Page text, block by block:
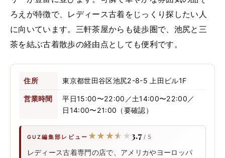
ろえが特徴で、レディース古着をじっくり探したい人
に向いています。三軒茶屋からも徒歩圏で、池尻と三
茶を結ぶ古着散歩の経由点としても便利です。
住所 東京都世田谷区池尻2-8-5 上田ビル1F
営業時間
平日15:00〜22:00／土14:00〜22:00／
日14:00〜21:00（要確認）
GUZ編集部レビュー ★★★★★
★★★★★ 3.7/ 5
レディース古着専門の店で、アメリカやヨーロッパ